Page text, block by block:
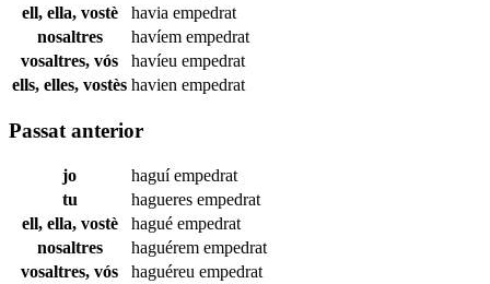
ell, ella, vostè
havia empedrat
nosaltres
havíem empedrat
vosaltres, vós
havíeu empedrat
ells, elles, vostès havien empedrat
Passat anterior
jo haguíempedrat
tu
hagueres empedrat
ell, ella, vostè
hagué empedrat
nosaltres
haguérem empedrat
vosaltres, vós
haguéreu empedrat